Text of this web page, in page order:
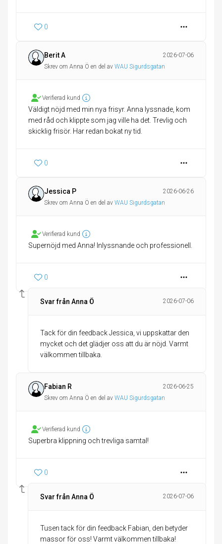
0
Berit A
2026-07-06
Skrev om Anna Ö en del av WAU Sigurdsgatan
Verifierad kund
Väldigt nöjd med min nya frisyr. Anna lyssnade, kom
med råd och klippte som jag ville ha det. Trevlig och
skicklig frisör. Har redan bokat ny tid.
0
Jessica P
2026-06-26
Skrev om Anna Ö en del av WAU Sigurdsgatan
Verifierad kund
Supernöjd med Anna! Inlyssnande och professionell.
0
Svar från Anna Ö 2026-07-06
Tack för din feedback Jessica, vi uppskattar den
mycket och det glädjer oss att du är nöjd. Varmt
Fabian R
2026-06-25
Skrev om Anna Ö en del av WAU Sigurdsgatan
Verifierad kund
Superbra klippning och trevliga samtal!
0
Svar från Anna Ö 2026-07-06
Tusen tack för din feedback Fabian, den betyder